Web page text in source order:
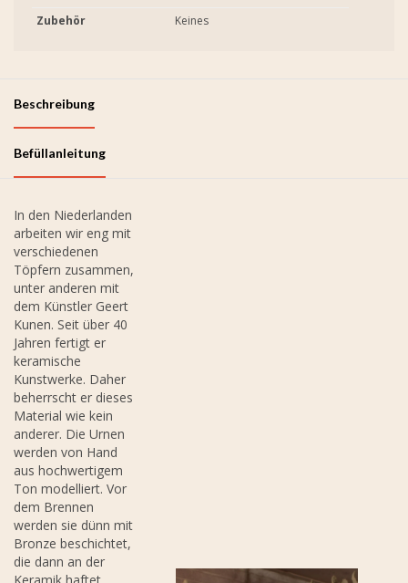
Zubehör
Keines
Beschreibung
Befüllanleitung
In den Niederlanden
arbeiten wir eng mit
verschiedenen
Töpfern zusammen,
unter anderen mit
dem Künstler Geert
Kunen. Seit über 40
Jahren fertigt er
keramische
Kunstwerke. Daher
beherrscht er dieses
Material wie kein
anderer. Die Urnen
werden von Hand
aus hochwertigem
Ton modelliert. Vor
dem Brennen
werden sie dünn mit
Bronze beschichtet,
die dann an der